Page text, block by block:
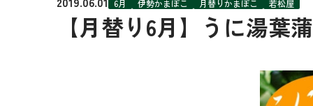
6月 伊勢かまぼこ 月替りかまぼこ 若松屋
【月替り6月】うに湯葉